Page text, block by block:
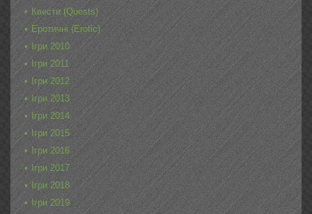
Квести (Quests)
Еротичні (Erotic)
Ігри 2010
Ігри 2011
Ігри 2012
Ігри 2013
Ігри 2014
Ігри 2015
Ігри 2016
Ігри 2017
Ігри 2018
Ігри 2019